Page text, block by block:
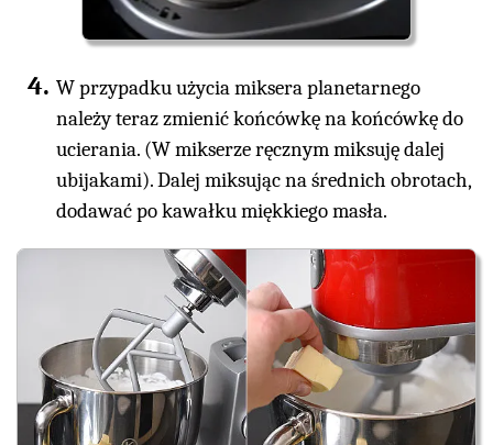
W przypadku użycia miksera planetarnego
należy teraz zmienić końcówkę na końcówkę do
ucierania. (W mikserze ręcznym miksuję dalej
ubijakami). Dalej miksując na średnich obrotach,
dodawać po kawałku miękkiego masła.